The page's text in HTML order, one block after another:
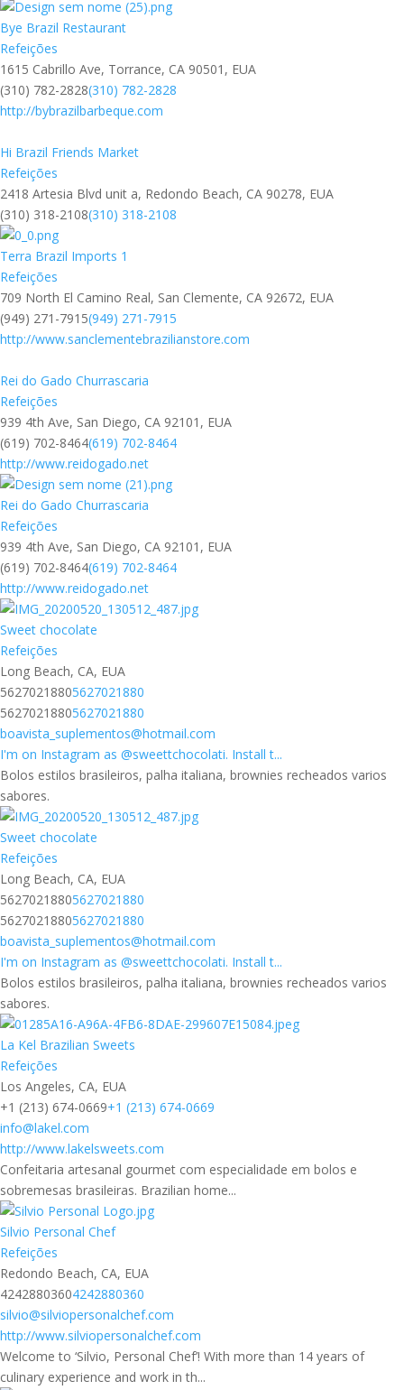
Bye Brazil Restaurant
Refeições
1615 Cabrillo Ave, Torrance, CA 90501, EUA
(310) 782-2828(310) 782-2828
http://bybrazilbarbeque.com
Hi Brazil Friends Market
Refeições
2418 Artesia Blvd unit a, Redondo Beach, CA 90278, EUA
(310) 318-2108(310) 318-2108
Terra Brazil Imports 1
Refeições
709 North El Camino Real, San Clemente, CA 92672, EUA
(949) 271-7915(949) 271-7915
http://www.sanclementebrazilianstore.com
Rei do Gado Churrascaria
Refeições
939 4th Ave, San Diego, CA 92101, EUA
(619) 702-8464(619) 702-8464
http://www.reidogado.net
Rei do Gado Churrascaria
Refeições
939 4th Ave, San Diego, CA 92101, EUA
(619) 702-8464(619) 702-8464
http://www.reidogado.net
Sweet chocolate
Refeições
Long Beach, CA, EUA
56270218805627021880
56270218805627021880
boavista_suplementos@hotmail.com
I'm on Instagram as @sweettchocolati. Install t...
Bolos estilos brasileiros, palha italiana, brownies recheados varios
sabores.
Sweet chocolate
Refeições
Long Beach, CA, EUA
56270218805627021880
56270218805627021880
boavista_suplementos@hotmail.com
I'm on Instagram as @sweettchocolati. Install t...
Bolos estilos brasileiros, palha italiana, brownies recheados varios
sabores.
La Kel Brazilian Sweets
Refeições
Los Angeles, CA, EUA
+1 (213) 674-0669+1 (213) 674-0669
info@lakel.com
http://www.lakelsweets.com
Confeitaria artesanal gourmet com especialidade em bolos e
sobremesas brasileiras. Brazilian home...
Silvio Personal Chef
Refeições
Redondo Beach, CA, EUA
42428803604242880360
silvio@silviopersonalchef.com
http://www.silviopersonalchef.com
Welcome to ‘Silvio, Personal Chef’! With more than 14 years of
culinary experience and work in th...